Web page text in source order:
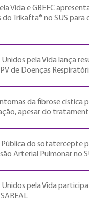
Vida e GBEFC
do Trikafta® no SUS para
pela Vida lança
de Doenças
da fibrose cística
apesar do
Pública do sotatercepte
Arterial Pulmonar no
pela Vida